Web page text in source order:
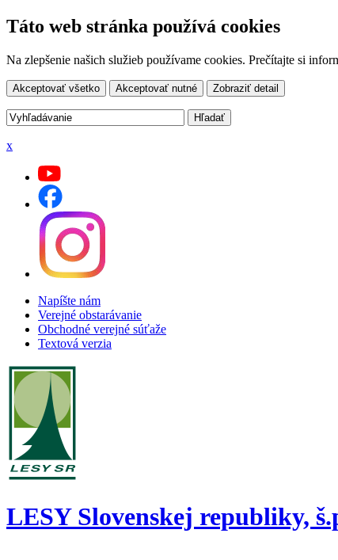
Táto web stránka používá cookies
Na zlepšenie našich služieb používame cookies. Prečítajte si
Akceptovať všetko Akceptovať nutné Zobraziť detail
x
Napíšte nám
Verejné obstarávanie
Obchodné verejné súťaže
Textová verzia
LESY Slovenskej republiky,